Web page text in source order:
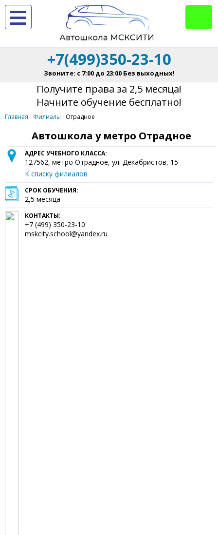
+7(499)350-23-10
Звоните: с 7:00 до 23:00 Без выходных!
Получите права за 2,5 месяца!
Начните обучение бесплатно!
Главная Филиалы Отрадное
Автошкола у метро Отрадное
АДРЕС УЧЕБНОГО КЛАССА:
127562, метро Отрадное, ул. Декабристов, 15
К списку филиалов
СРОК ОБУЧЕНИЯ:
2,5 месяца
КОНТАКТЫ:
+7 (499) 350-23-10
mskcity.school@yandex.ru